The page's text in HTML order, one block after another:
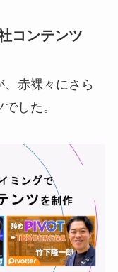
コンテンツ
赤裸々にさら
した。